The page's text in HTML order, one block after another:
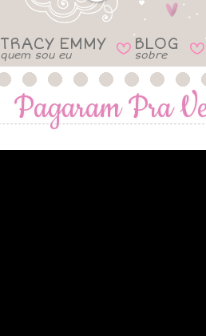
TRACY EMMY
quem sou eu B BLOG
sobre B
Pagaram Pra